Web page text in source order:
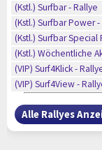
(Kstl.) Surfbar - Rallye
(Kstl.) Surfbar Power -
(Kstl.) Surfbar Special
(Kstl.) Wöchentliche
(VIP) Surf4Klick -
(VIP) Surf4View -
Alle Rallyes